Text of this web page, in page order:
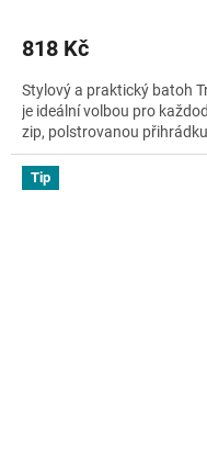
je
z
5
hvězdiček.
818 Kč
Stylový a praktický batoh
je ideální volbou pro
zip, polstrovanou
Tip